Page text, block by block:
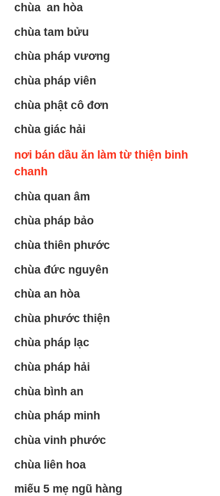
chùa an hòa
chùa tam bửu
chùa pháp vương
chùa pháp viên
chùa phật cô đơn
chùa giác hải
nơi bán dầu ăn làm từ thiện binh
chanh
chùa quan âm
chùa pháp bảo
chùa thiên phước
chùa đức nguyên
chùa an hòa
chùa phước thiện
chùa pháp lạc
chùa pháp hải
chùa bình an
chùa pháp minh
chùa vinh phước
chùa liên hoa
miếu 5 mẹ ngũ hàng